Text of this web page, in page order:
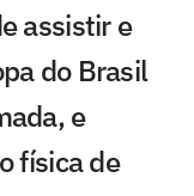
assistir e
do Brasil
e
física de